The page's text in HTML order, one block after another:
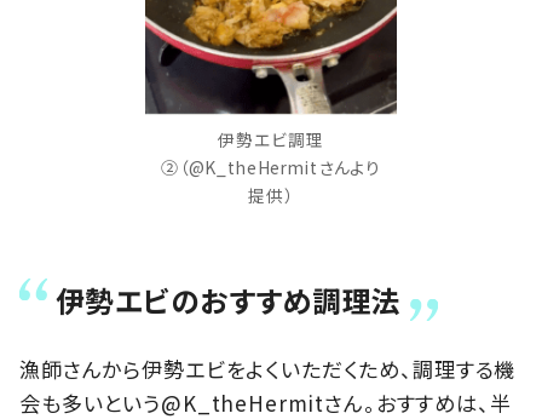
伊勢エビ調理
②（@K_theHermitさんより
提供）
伊勢エビのおすすめ調理法
漁師さんから伊勢エビをよくいただくため、調理する機
会も多いという@K_theHermitさん。おすすめは、半